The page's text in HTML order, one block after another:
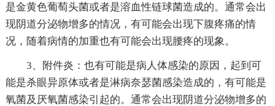
是金黄色葡萄头菌或者是溶血性链球菌造成的。通常会出
现阴道分泌物增多的情况，有可能会出现下腹疼痛的情
况，随着病情的加重也有可能会出现腰疼的现象。
3、附件炎：也有可能是病人体感染的原因，起到可
能是杀眼异原体或者是淋病奈瑟菌感染造成的，有可能是
氧菌及厌氧菌感染引起的。通常会出现阴道分泌物增多的